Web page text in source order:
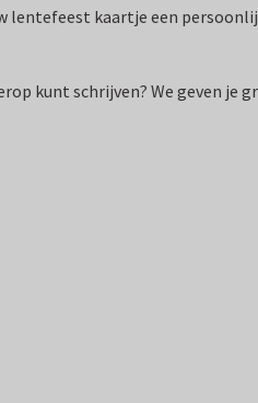
lentefeest kaartje een
kunt schrijven? We geven je